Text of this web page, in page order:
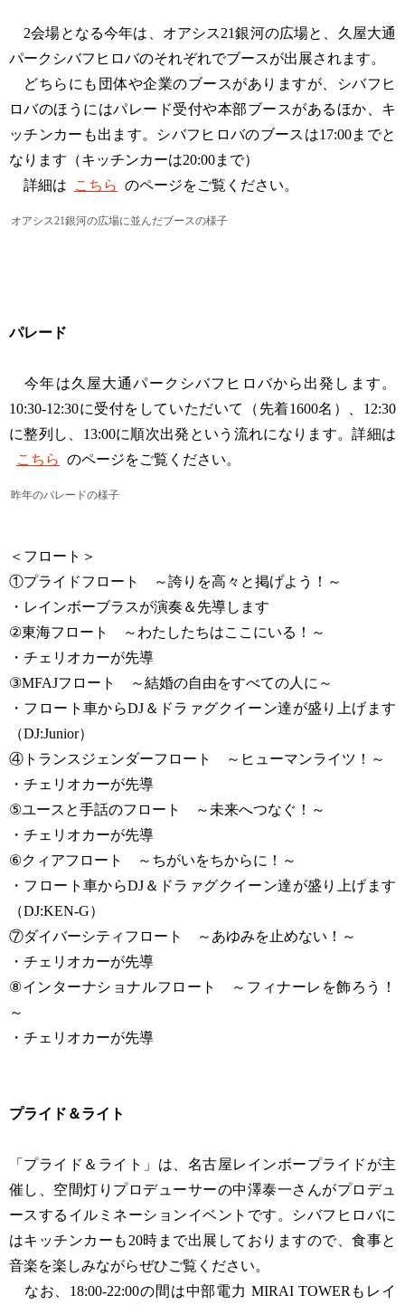
2会場となる今年は、オアシス21銀河の広場と、久屋大通
パークシバフヒロバのそれぞれでブースが出展されます。
どちらにも団体や企業のブースがありますが、シバフヒ
ロバのほうにはパレード受付や本部ブースがあるほか、キ
ッチンカーも出ます。シバフヒロバのブースは17:00までと
なります（キッチンカーは20:00まで）
詳細は
こちら のページをご覧ください。
オアシス21銀河の広場に並んだブースの様子
パレード
今年は久屋大通パークシバフヒロバから出発します。
10:30-12:30に受付をしていただいて（先着1600名）、12:30
に整列し、13:00に順次出発という流れになります。詳細は
こちら のページをご覧ください。
昨年のパレードの様子
＜フロート＞
①プライドフロート ～誇りを高々と掲げよう！～
・レインボーブラスが演奏＆先導します
②東海フロート ～わたしたちはここにいる！～
・チェリオカーが先導
③MFAJフロート ～結婚の自由をすべての人に～
・フロート車からDJ＆ドラァグクイーン達が盛り上げます
（DJ:Junior）
④トランスジェンダーフロート ～ヒューマンライツ！～
・チェリオカーが先導
⑤ユースと手話のフロート ～未来へつなぐ！～
・チェリオカーが先導
⑥クィアフロート ～ちがいをちからに！～
・フロート車からDJ＆ドラァグクイーン達が盛り上げます
（DJ:KEN-G）
⑦ダイバーシティフロート ～あゆみを止めない！～
・チェリオカーが先導
⑧インターナショナルフロート ～フィナーレを飾ろう！
～
・チェリオカーが先導
プライド＆ライト
「プライド＆ライト」は、名古屋レインボープライドが主
催し、空間灯りプロデューサーの中澤泰一さんがプロデュ
ースするイルミネーションイベントです。シバフヒロバに
はキッチンカーも20時まで出展しておりますので、食事と
音楽を楽しみながらぜひご覧ください。
なお、18:00-22:00の間は中部電力 MIRAI TOWERもレイ